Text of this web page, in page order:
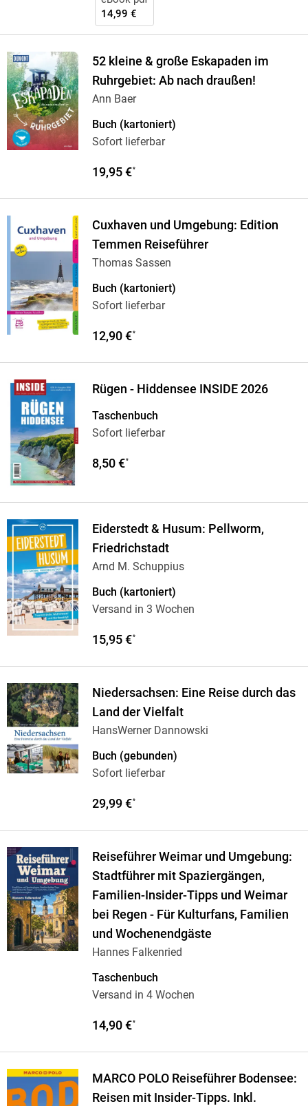
14,99 €
52 kleine & große Eskapaden im
Ruhrgebiet: Ab nach draußen!
Ann Baer
Buch (kartoniert)
Sofort lieferbar
19,95 €*
Cuxhaven und Umgebung: Edition
Temmen Reiseführer
Thomas Sassen
Buch (kartoniert)
Sofort lieferbar
12,90 €*
Rügen - Hiddensee INSIDE 2026
Taschenbuch
Sofort lieferbar
8,50 €*
Eiderstedt & Husum: Pellworm,
Friedrichstadt
Arnd M. Schuppius
Buch (kartoniert)
Versand in 3 Wochen
15,95 €*
Niedersachsen: Eine Reise durch das
Land der Vielfalt
HansWerner Dannowski
Buch (gebunden)
Sofort lieferbar
29,99 €*
Reiseführer Weimar und Umgebung:
Stadtführer mit Spaziergängen,
Familien-Insider-Tipps und Weimar
bei Regen - Für Kulturfans, Familien
und Wochenendgäste
Hannes Falkenried
Taschenbuch
Versand in 4 Wochen
14,90 €*
MARCO POLO Reiseführer Bodensee:
Reisen mit Insider-Tipps. Inkl.